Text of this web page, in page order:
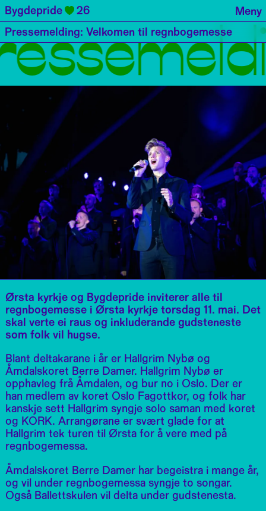
Bygdepride 26
Meny
Pressemelding: Velkomen til regnbogemesse
Ørsta kyrkje og Bygdepride inviterer alle til
regnbogemesse i Ørsta kyrkje torsdag 11. mai. Det
skal verte ei raus og inkluderande gudsteneste
som folk vil hugse.
Blant deltakarane i år er Hallgrim Nybø og
Åmdalskoret Berre Damer. Hallgrim Nybø er
opphavleg frå Åmdalen, og bur no i Oslo. Der er
han medlem av koret Oslo Fagottkor, og folk har
kanskje sett Hallgrim syngje solo saman med koret
og KORK. Arrangørane er svært glade for at
Hallgrim tek turen til Ørsta for å vere med på
regnbogemessa.
Åmdalskoret Berre Damer har begeistra i mange år,
og vil under regnbogemessa syngje to songar.
Også Ballettskulen vil delta under gudstenesta.